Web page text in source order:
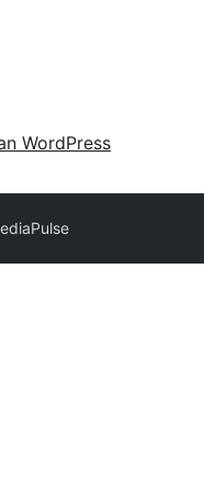
WordPress